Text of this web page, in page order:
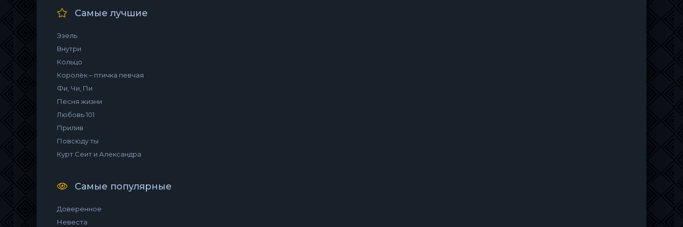
Самые лучшие
Эзель
Внутри
Кольцо
Королёк – птичка певчая
Фи, Чи, Пи
Песня жизни
Любовь 101
Прилив
Повсюду ты
Курт Сеит и Александра
Самые популярные
Доверенное
Невеста